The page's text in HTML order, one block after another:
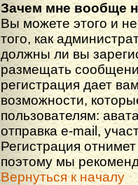
Зачем мне вообще
Вы можете этого и
того, как
должны ли вы
размещать
регистрация дает
возможности,
пользователям:
отправка e-mail,
Регистрация
поэтому мы
Вернуться к началу